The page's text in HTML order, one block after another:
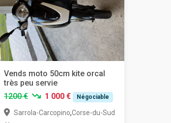
Vends moto 50cm kite orcal
très peu servie
1200 €
1 000 € Négociable
Sarrola-Carcopino,Corse-du-Sud